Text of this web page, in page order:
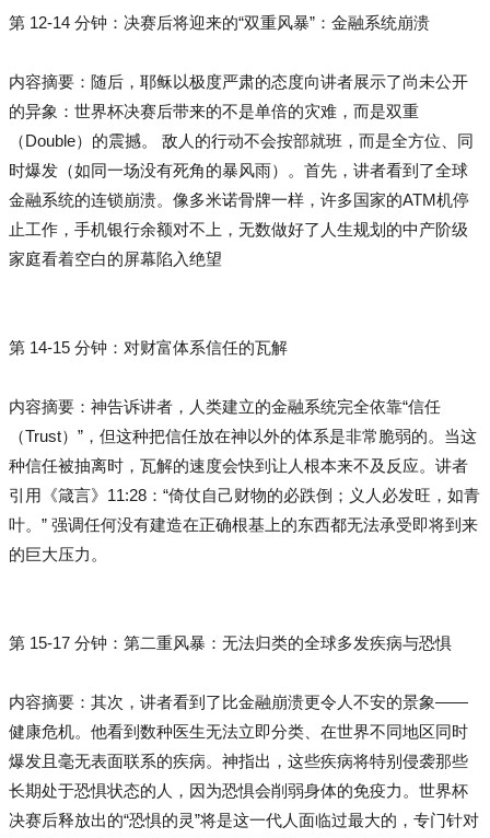
第 12-14 分钟：决赛后将迎来的“双重风暴”：金融系统崩溃
内容摘要：随后，耶稣以极度严肃的态度向讲者展示了尚未公开
的异象：世界杯决赛后带来的不是单倍的灾难，而是双重
（Double）的震撼。 敌人的行动不会按部就班，而是全方位、同
时爆发（如同一场没有死角的暴风雨）。首先，讲者看到了全球
金融系统的连锁崩溃。像多米诺骨牌一样，许多国家的ATM机停
止工作，手机银行余额对不上，无数做好了人生规划的中产阶级
家庭看着空白的屏幕陷入绝望
第 14-15 分钟：对财富体系信任的瓦解
内容摘要：神告诉讲者，人类建立的金融系统完全依靠“信任
（Trust）”，但这种把信任放在神以外的体系是非常脆弱的。当这
种信任被抽离时，瓦解的速度会快到让人根本来不及反应。讲者
引用《箴言》11:28：“倚仗自己财物的必跌倒；义人必发旺，如青
叶。” 强调任何没有建造在正确根基上的东西都无法承受即将到来
的巨大压力。
第 15-17 分钟：第二重风暴：无法归类的全球多发疾病与恐惧
内容摘要：其次，讲者看到了比金融崩溃更令人不安的景象——
健康危机。他看到数种医生无法立即分类、在世界不同地区同时
爆发且毫无表面联系的疾病。神指出，这些疾病将特别侵袭那些
长期处于恐惧状态的人，因为恐惧会削弱身体的免疫力。世界杯
决赛后释放出的“恐惧的灵”将是这一代人面临过最大的，专门针对